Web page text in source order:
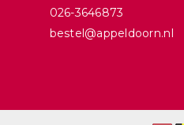
026-3646873
bestel@appeldoorn.nl